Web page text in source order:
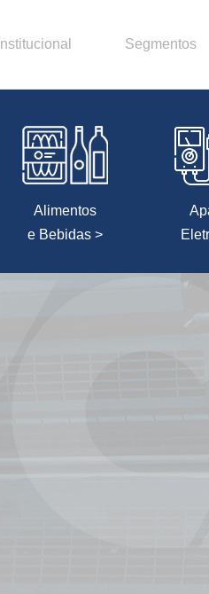
Institucional Segmentos
Alimentos
e Bebidas >